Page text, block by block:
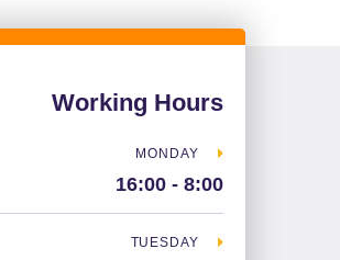
Working Hours
MONDAY
8:00 - 16:00
TUESDAY